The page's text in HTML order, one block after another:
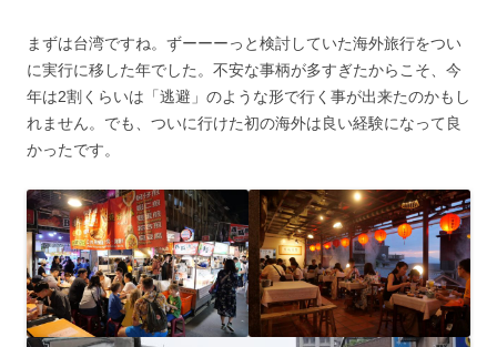
まずは台湾ですね。ずーーーっと検討していた海外旅行をつい
に実行に移した年でした。不安な事柄が多すぎたからこそ、今
年は2割くらいは「逃避」のような形で行く事が出来たのかもし
れません。でも、ついに行けた初の海外は良い経験になって良
かったです。